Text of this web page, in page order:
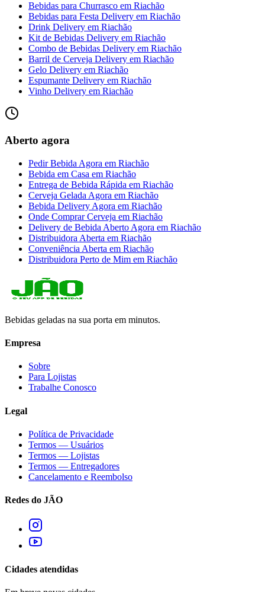
Bebidas para Churrasco em Riachão
Bebidas para Festa Delivery em Riachão
Drink Delivery em Riachão
Kit de Bebidas Delivery em Riachão
Combo de Bebidas Delivery em Riachão
Barril de Cerveja Delivery em Riachão
Gelo Delivery em Riachão
Espumante Delivery em Riachão
Vinho Delivery em Riachão
Aberto agora
Pedir Bebida Agora em Riachão
Bebida em Casa em Riachão
Entrega de Bebida Rápida em Riachão
Cerveja Gelada Agora em Riachão
Bebida Delivery Agora em Riachão
Onde Comprar Cerveja em Riachão
Delivery de Bebida Aberto Agora em Riachão
Distribuidora Aberta em Riachão
Conveniência Aberta em Riachão
Distribuidora Perto de Mim em Riachão
Bebidas geladas na sua porta em minutos.
Empresa
Sobre
Para Lojistas
Trabalhe Conosco
Legal
Política de Privacidade
Termos — Usuários
Termos — Lojistas
Termos — Entregadores
Cancelamento e Reembolso
Redes do JÃO
Cidades atendidas